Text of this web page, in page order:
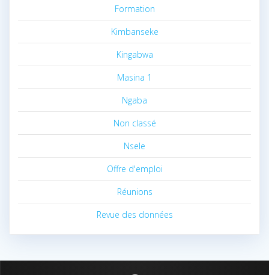
Formation
Kimbanseke
Kingabwa
Masina 1
Ngaba
Non classé
Nsele
Offre d'emploi
Réunions
Revue des données